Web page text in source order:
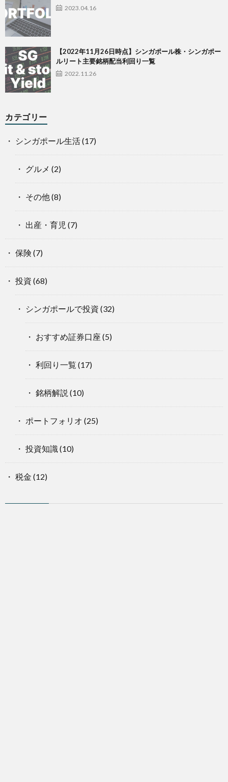
2023.04.16
【2022年11月26日時点】シンガポール株・シンガポー
ルリート主要銘柄配当利回り一覧
2022.11.26
カテゴリー
シンガポール生活(17)
グルメ (2)
その他(8)
出産・育児 (7)
保険 (7)
投資 (68)
シンガポールで投資 (32)
おすすめ証券口座 (5)
利回り一覧 (17)
銘柄解説 (10)
ポートフォリオ (25)
投資知識(10)
税金 (12)